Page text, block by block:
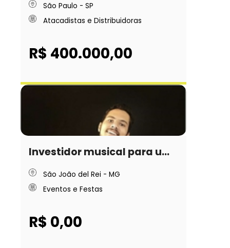
São Paulo - SP
Atacadistas e Distribuidoras
R$ 400.000,00
Investidor musical para u...
São João del Rei - MG
Eventos e Festas
R$ 0,00